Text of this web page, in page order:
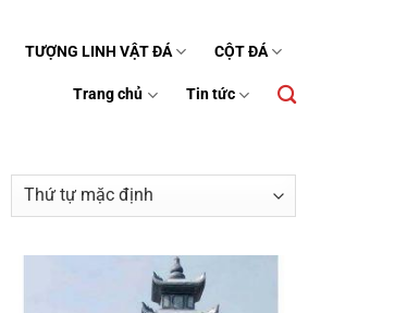
TƯỢNG LINH VẬT ĐÁ CỘT ĐÁ
Trang chủ Tin tức